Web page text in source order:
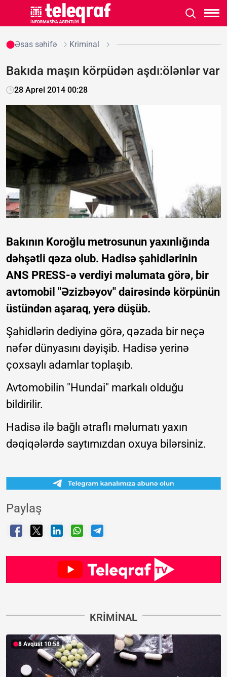
Əsas səhifə Kriminal
Bakıda maşın körpüdən aşdı:ölənlər var
28 Aprel 2014 00:28
Bakının Koroğlu metrosunun yaxınlığında
dəhşətli qəza olub. Hadisə şahidlərinin
ANS PRESS-ə verdiyi məlumata görə, bir
avtomobil "Əzizbəyov" dairəsində körpünün
üstündən aşaraq, yerə düşüb.
Şahidlərin dediyinə görə, qəzada bir neçə
nəfər dünyasını dəyişib. Hadisə yerinə
çoxsaylı adamlar toplaşıb.
Avtomobilin "Hundai" markalı olduğu
bildirilir.
Hadisə ilə bağlı ətraflı məlumatı yaxın
dəqiqələrdə saytımızdan oxuya bilərsiniz.
Paylaş
KRIMINAL
8 Avqust 10:58